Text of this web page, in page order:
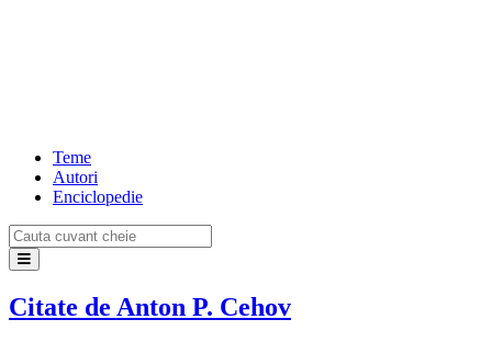
Teme
Autori
Enciclopedie
Citate de Anton P. Cehov